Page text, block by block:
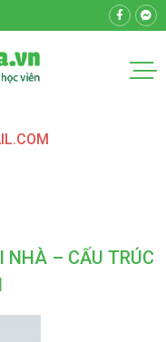
NHÀ – CẤU TRÚC